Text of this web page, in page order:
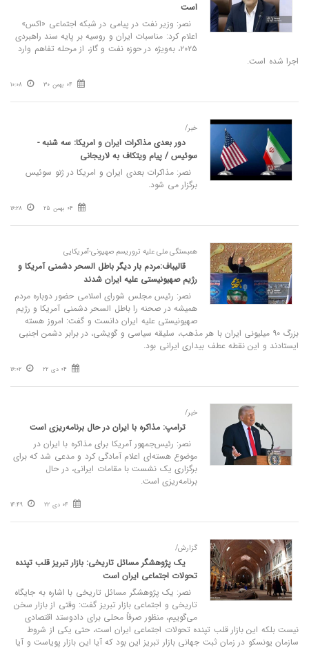
است
نصر: وزیر نفت در پیامی در شبکه اجتماعی «اکس»
اعلام کرد: مناسبات ایران و روسیه بر پایه سند راهبردی
۲۰۲۵، به‌ویژه در حوزه نفت و گاز، از مرحله تفاهم وارد
اجرا شده است.
04 بهمن 30 10:08
خبر/
دور بعدی مذاکرات ایران و امریکا: سه شنبه -
سوئیس / پیام ویتکاف به لاریجانی
نصر: مذاکرات بعدی ایران و امریکا در ژنو سوئیس
برگزار می شود.
04 بهمن 25 16:28
همبستگی ملی علیه تروریسم صهیونی-آمریکایی
قالیباف:مردم بار دیگر باطل السحر دشمنی آمریکا و
رژیم صهیونیستی علیه ایران شدند
نصر: رئیس مجلس شورای اسلامی حضور دوباره مردم
همیشه در صحنه را باطل السحر دشمنی آمریکا و رژیم
صهیونیستی علیه ایران دانست و گفت: امروز هسته
بزرگ ۹۰ میلیونی ایران با هر مذهب، سلیقه سیاسی و گویشی، در برابر دشمن اجنبی
ایستادند و این نقطه عطف بیداری ایرانی بود.
04 دی 22 16:02
خبر/
ترامپ: مذاکره با ایران در حال برنامه‌ریزی است
نصر: رئیس‌جمهور آمریکا برای مذاکره با ایران در
موضوع هسته‌ای اعلام آمادگی کرد و مدعی شد که برای
برگزاری یک نشست با مقامات ایرانی، در حال
برنامه‌ریزی است.
04 دی 22 14:49
گزارش/
یک پژوهشگر مسائل تاریخی: بازار تبریز قلب تپنده
تحولات اجتماعی ایران است
نصر: یک پژوهشگر مسائل تاریخی با اشاره به جایگاه
تاریخی و اجتماعی بازار تبریز گفت: وقتی از بازار سخن
می‌گوییم، منظور صرفاً محلی برای دادوستد اقتصادی
نیست بلکه این بازار قلب تپنده تحولات اجتماعی ایران است، حتی یکی از شروط
سازمان یونسکو در زمان ثبت جهانی بازار تبریز این بود که آیا این بازار پویاست و آیا